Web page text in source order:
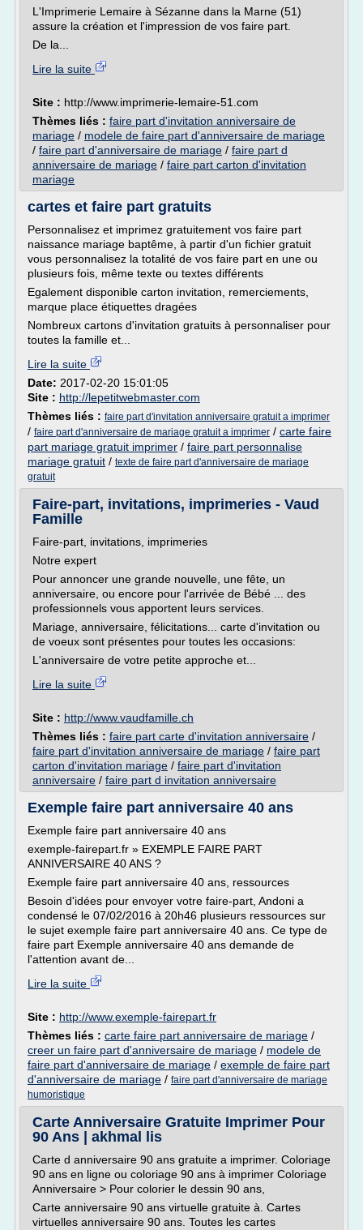
L'Imprimerie Lemaire à Sézanne dans la Marne (51)
assure la création et l'impression de vos faire part.
De la...
Lire la suite
Site : http://www.imprimerie-lemaire-51.com
Thèmes liés : faire part d'invitation anniversaire de
mariage / modele de faire part d'anniversaire de mariage
/ faire part d'anniversaire de mariage / faire part d
anniversaire de mariage / faire part carton d'invitation
mariage
cartes et faire part gratuits
Personnalisez et imprimez gratuitement vos faire part
naissance mariage baptême, à partir d'un fichier gratuit
vous personnalisez la totalité de vos faire part en une ou
plusieurs fois, même texte ou textes différents
Egalement disponible carton invitation, remerciements,
marque place étiquettes dragées
Nombreux cartons d'invitation gratuits à personnaliser pour
toutes la famille et...
Lire la suite
Date: 2017-02-20 15:01:05
Site : http://lepetitwebmaster.com
Thèmes liés : faire part d'invitation anniversaire gratuit a imprimer
/ faire part d'anniversaire de mariage gratuit a imprimer / carte faire
part mariage gratuit imprimer / faire part personnalise
mariage gratuit / texte de faire part d'anniversaire de mariage
gratuit
Faire-part, invitations, imprimeries - Vaud
Famille
Faire-part, invitations, imprimeries
Notre expert
Pour annoncer une grande nouvelle, une fête, un
anniversaire, ou encore pour l'arrivée de Bébé ... des
professionnels vous apportent leurs services.
Mariage, anniversaire, félicitations... carte d'invitation ou
de voeux sont présentes pour toutes les occasions:
L'anniversaire de votre petite approche et...
Lire la suite
Site : http://www.vaudfamille.ch
Thèmes liés : faire part carte d'invitation anniversaire /
faire part d'invitation anniversaire de mariage / faire part
carton d'invitation mariage / faire part d'invitation
anniversaire / faire part d invitation anniversaire
Exemple faire part anniversaire 40 ans
Exemple faire part anniversaire 40 ans
exemple-fairepart.fr » EXEMPLE FAIRE PART
ANNIVERSAIRE 40 ANS ?
Exemple faire part anniversaire 40 ans, ressources
Besoin d'idées pour envoyer votre faire-part, Andoni a
condensé le 07/02/2016 à 20h46 plusieurs ressources sur
le sujet exemple faire part anniversaire 40 ans. Ce type de
faire part Exemple anniversaire 40 ans demande de
l'attention avant de...
Lire la suite
Site : http://www.exemple-fairepart.fr
Thèmes liés : carte faire part anniversaire de mariage /
creer un faire part d'anniversaire de mariage / modele de
faire part d'anniversaire de mariage / exemple de faire part
d'anniversaire de mariage / faire part d'anniversaire de mariage
humoristique
Carte Anniversaire Gratuite Imprimer Pour
90 Ans | akhmal lis
Carte d anniversaire 90 ans gratuite a imprimer. Coloriage
90 ans en ligne ou coloriage 90 ans à imprimer Coloriage
Anniversaire > Pour colorier le dessin 90 ans,
Carte anniversaire 90 ans virtuelle gratuite à. Cartes
virtuelles anniversaire 90 ans. Toutes les cartes